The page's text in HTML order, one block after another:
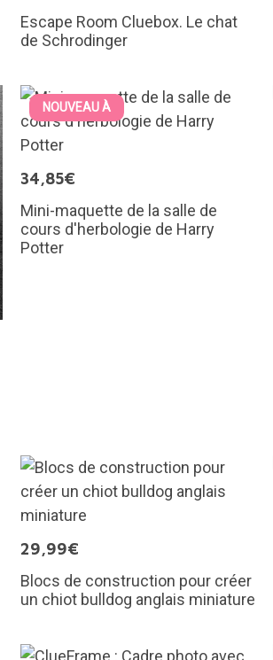
Escape Room Cluebox. Le chat
de Schrodinger
NOUVEAU À
34,85€
Mini-maquette de la salle de
cours d'herbologie de Harry
Potter
29,99€
Blocs de construction pour créer
un chiot bulldog anglais miniature